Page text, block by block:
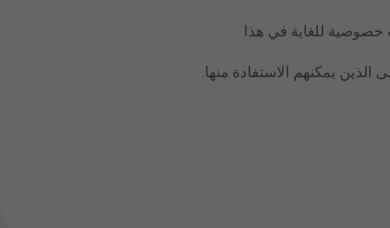
خصوصية للغاية في هذا
يمكنهم الاستفادة منها.